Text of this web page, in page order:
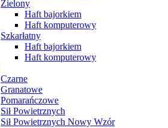
Zielony
Haft bajorkiem
Haft komputerowy
Szkarłatny
Haft bajorkiem
Haft komputerowy
Czarne
Granatowe
Pomarańczowe
Sił Powietrznych
Sił Powietrznych Nowy Wzór